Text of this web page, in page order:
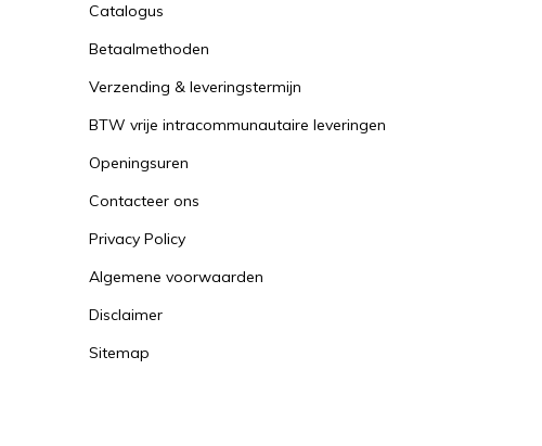
Catalogus
Betaalmethoden
Verzending & leveringstermijn
BTW vrije intracommunautaire leveringen
Openingsuren
Contacteer ons
Privacy Policy
Algemene voorwaarden
Disclaimer
Sitemap